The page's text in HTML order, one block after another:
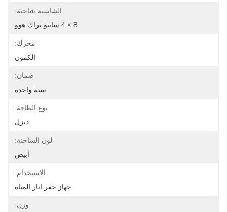
الشاسيه شاحنة:
محرك:
الكمون
ضمان:
سنة واحدة
نوع الطاقة:
ديزل
لون الشاحنة:
أبيض
الاستخدام:
جهاز حفر ابار المياه
وزن: